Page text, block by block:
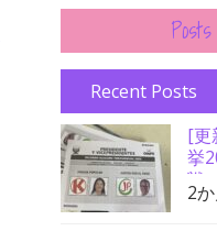
Recent Posts
[更
挙
戦
分
2